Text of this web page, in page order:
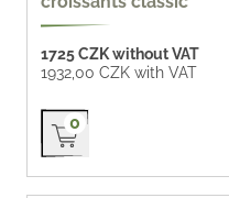
1725 CZK without VAT
1932,00 CZK with VAT
Přidat do košíku
0